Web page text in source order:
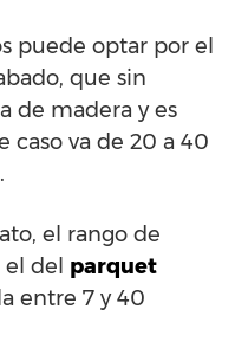
puede optar por el
que sin
de madera y es
caso va de 20 a 40
el rango de
el del parquet
entre 7 y 40